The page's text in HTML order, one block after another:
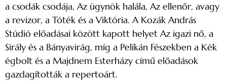
a csodák csodája, Az ügynök halála, Az ellenőr, avagy
a revizor, a Tóték és a Viktória. A Kozák András
Stúdió előadásai között kapott helyet Az igazi nő, a
Sirály és a Bányavirág, míg a Pelikán Fészekben a Kék
égbolt és a Majdnem Esterházy című előadások
gazdagították a repertoárt.